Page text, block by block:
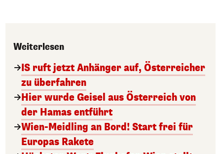
Weiterlesen
IS ruft jetzt Anhänger auf, Österreicher
zu überfahren
Hier wurde Geisel aus Österreich von
der Hamas entführt
Wien-Meidling an Bord! Start frei für
Europas Rakete